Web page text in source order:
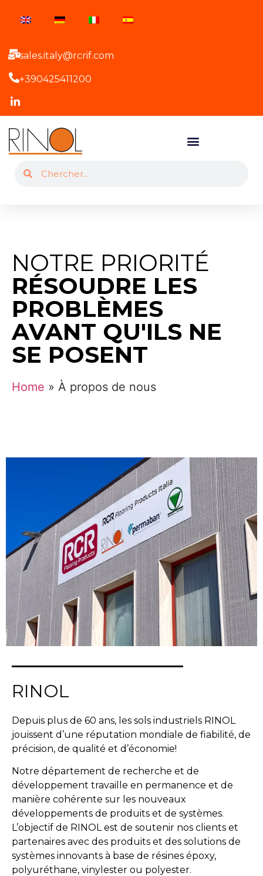
sales.italy@rcrif.com
+390425411200
NOTRE PRIORITÉ
RÉSOUDRE LES
PROBLÈMES
AVANT QU'ILS NE
SE POSENT
Home » À propos de nous
RINOL
Depuis plus de 60 ans, les sols industriels RINOL
jouissent d’une réputation mondiale de fiabilité, de
précision, de qualité et d’économie!
Notre département de recherche et de
développement travaille en permanence et de
manière cohérente sur les nouveaux
développements de produits et de systèmes.
L’objectif de RINOL est de soutenir nos clients et
partenaires avec des produits et des solutions de
systèmes innovants à base de résines époxy,
polyuréthane, vinylester ou polyester.